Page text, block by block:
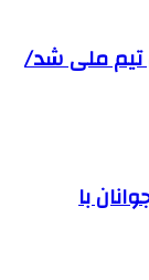
تیم ملی شد/
با